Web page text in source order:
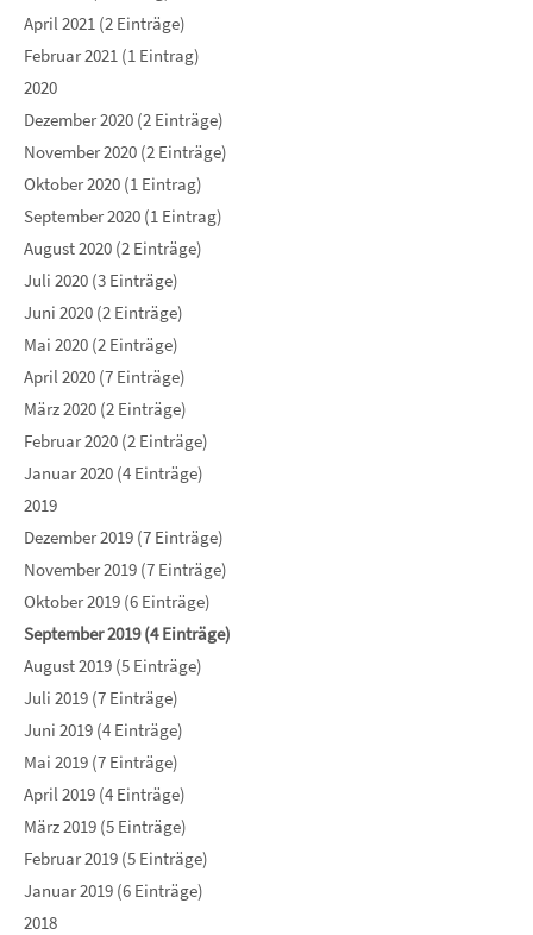
April 2021 (2 Einträge)
Februar 2021 (1 Eintrag)
2020
Dezember 2020 (2 Einträge)
November 2020 (2 Einträge)
Oktober 2020 (1 Eintrag)
September 2020 (1 Eintrag)
August 2020 (2 Einträge)
Juli 2020 (3 Einträge)
Juni 2020 (2 Einträge)
Mai 2020 (2 Einträge)
April 2020 (7 Einträge)
März 2020 (2 Einträge)
Februar 2020 (2 Einträge)
Januar 2020 (4 Einträge)
2019
Dezember 2019 (7 Einträge)
November 2019 (7 Einträge)
Oktober 2019 (6 Einträge)
September 2019 (4 Einträge)
August 2019 (5 Einträge)
Juli 2019 (7 Einträge)
Juni 2019 (4 Einträge)
Mai 2019 (7 Einträge)
April 2019 (4 Einträge)
März 2019 (5 Einträge)
Februar 2019 (5 Einträge)
Januar 2019 (6 Einträge)
2018